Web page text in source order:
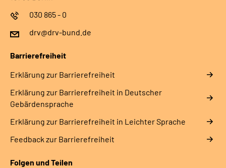
030 865 - 0
drv@drv-bund.de
Barrierefreiheit
Erklärung zur Barrierefreiheit
Erklärung zur Barrierefreiheit in Deutscher
Gebärdensprache
Erklärung zur Barrierefreiheit in Leichter Sprache
Feedback zur Barrierefreiheit
Folgen und Teilen